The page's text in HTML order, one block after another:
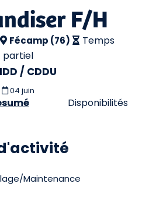
F/H
Fécamp (76)
Temps
partiel
/ CDDU
04 juin
Disponibilités
Maintenance